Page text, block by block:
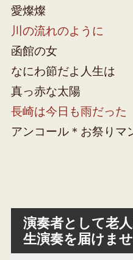
愛燦燦
川の流れのように
函館の女
なにわ節だよ人生は
真っ赤な太陽
長崎は今日も雨だった
アンコール＊お祭りマ
演奏者として老
生演奏を届けま